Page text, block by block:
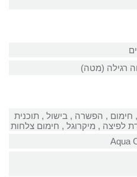
רגילה (מטה)
, ‏חימום‏ , ‏הפשרה‏ , ‏בישול‏ , ‏תוכנית
לפיצה‏ , ‏מיקרוגל‏ , ‏חימום צלחות
Aqua